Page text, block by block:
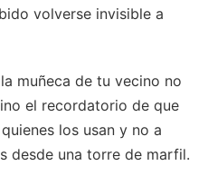
volverse invisible a
muñeca de tu vecino no
el recordatorio de que
los usan y no a
desde una torre de marfil.